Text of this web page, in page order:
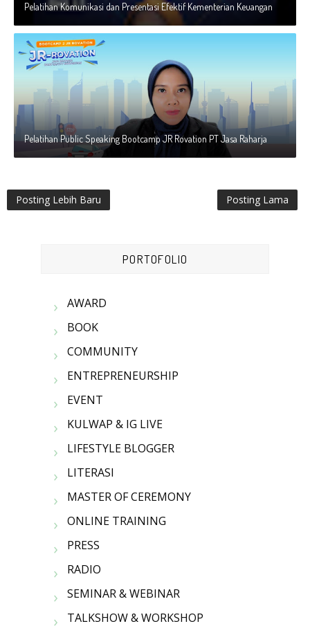
Pelatihan Komunikasi dan Presentasi Efektif Kementerian Keuangan
Pelatihan Public Speaking Bootcamp JR Rovation PT Jasa Raharja
Posting Lebih Baru Posting Lama
PORTOFOLIO
AWARD
BOOK
COMMUNITY
ENTREPRENEURSHIP
EVENT
KULWAP & IG LIVE
LIFESTYLE BLOGGER
LITERASI
MASTER OF CEREMONY
ONLINE TRAINING
PRESS
RADIO
SEMINAR & WEBINAR
TALKSHOW & WORKSHOP